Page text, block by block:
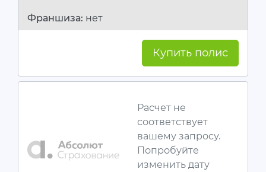
Франшиза: нет
Купить полис
Расчет не
соответствует
вашему запросу.
Попробуйте
изменить дату